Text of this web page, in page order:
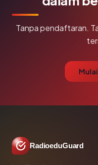
Tanpa pendaftaran.
RadioeduGuard